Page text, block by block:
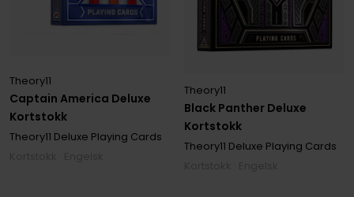
Captain America Deluxe
Kortstokk
Theory11
Theory11 Deluxe Playing Cards
Black Panther Deluxe
Kortstokk
Theory11
Theory11 Deluxe Playing Cards